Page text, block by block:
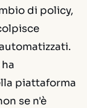
di policy,
piattaforma
se n'è